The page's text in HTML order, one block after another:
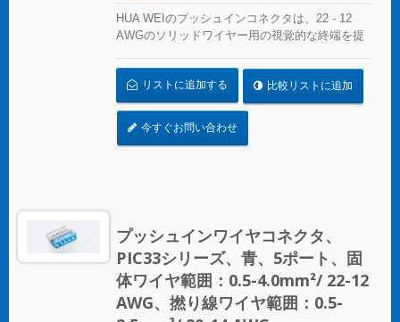
HUA WEIのプッシュインコネクタは、22 - 12
AWGのソリッドワイヤー用の視覚的な終端を提
定は簡単で、コンパクトなサイズは狭いスペー
スにシームレスにフィットします。照明設置、
プレファブリケート配線システム、分岐回路配
線など、さまざまな用途に最適です。 複雑なね
じれにさよならを告げましょう – コンパクトで
う – HUA WEIのプッシュインワイヤコネクタを
選んでください。 UL 486Cの基準に準拠してく
ださい。
リストに追加する 比較リストに追加
今すぐお問い合わせ
プッシュインワイヤコネクタ、
PIC33シリーズ、青、5ポート、固
体ワイヤ範囲：0.5-4.0mm²/ 22-12
AWG、撚り線ワイヤ範囲：0.5-